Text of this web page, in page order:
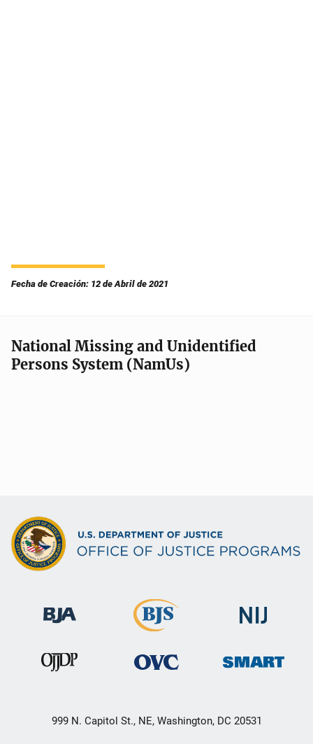
Fecha de Creación: 12 de Abril de 2021
National Missing and Unidentified
Persons System (NamUs)
999 N. Capitol St., NE, Washington, DC 20531